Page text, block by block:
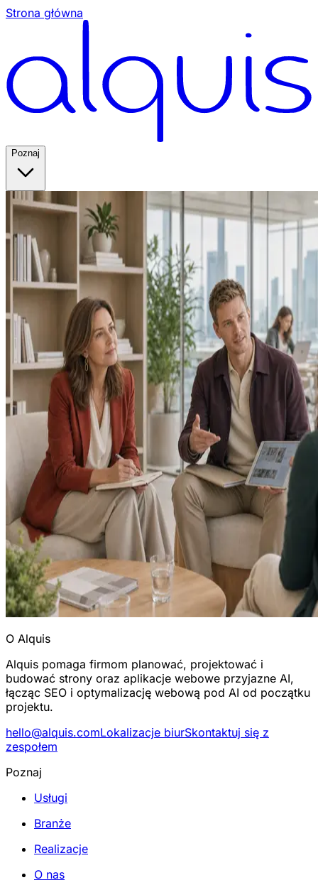
Strona główna
Poznaj
O Alquis
Alquis pomaga firmom planować, projektować i
budować strony oraz aplikacje webowe przyjazne AI,
łącząc SEO i optymalizację webową pod AI od początku
projektu.
hello@alquis.comLokalizacje biurSkontaktuj się z
zespołem
Poznaj
Usługi
Branże
Realizacje
O nas